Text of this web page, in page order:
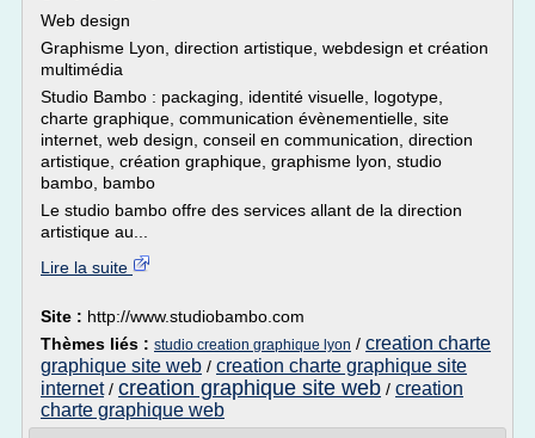
Web design
Graphisme Lyon, direction artistique, webdesign et création
multimédia
Studio Bambo : packaging, identité visuelle, logotype,
charte graphique, communication évènementielle, site
internet, web design, conseil en communication, direction
artistique, création graphique, graphisme lyon, studio
bambo, bambo
Le studio bambo offre des services allant de la direction
artistique au...
Lire la suite
Site : http://www.studiobambo.com
Thèmes liés : studio creation graphique lyon / creation charte
graphique site web / creation charte graphique site
internet/ creation graphique site web / creation
charte graphique web